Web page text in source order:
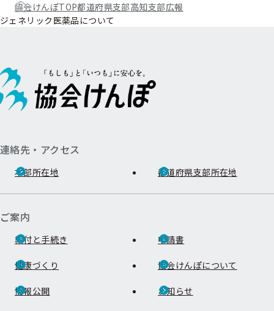
協会けんぽTOP都道府県支部高知支部広報
ジェネリック医薬品について
連絡先・アクセス
本部所在地 都道府県支部所在地
ご案内
給付と手続き 申請書
健康づくり 協会けんぽについて
情報公開 お知らせ